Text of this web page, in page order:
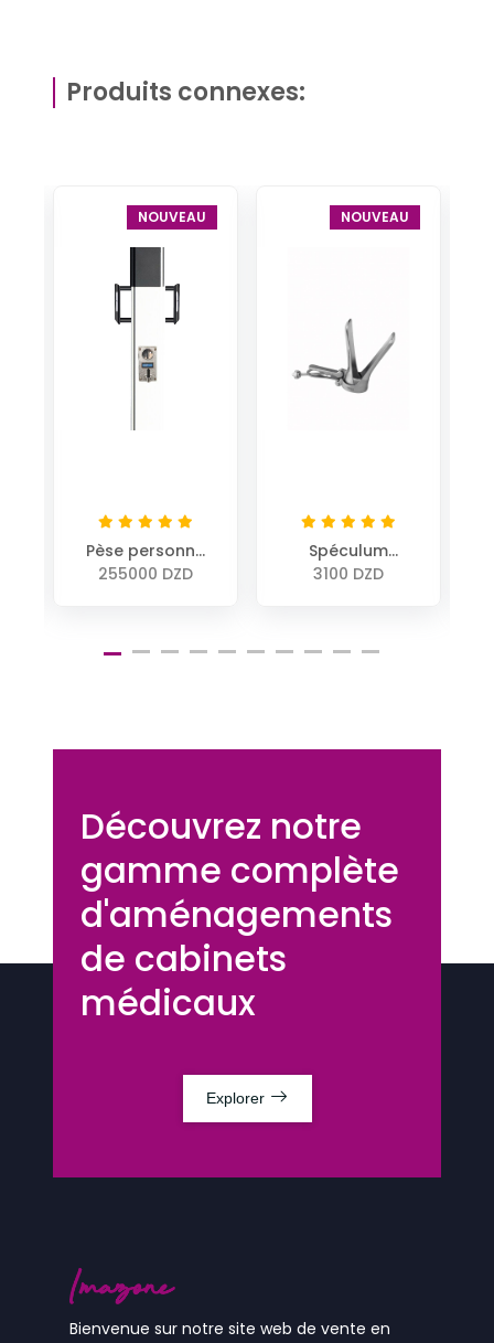
Produits connexes:
NOUVEAU
Pèse personne
pour Pharmacie
255000 DZD
NOUVEAU
Spéculum
Vaginal de
3100 DZD
Découvrez notre
gamme complète
d'aménagements
de cabinets
médicaux
Explorer
Bienvenue sur notre site web de vente en